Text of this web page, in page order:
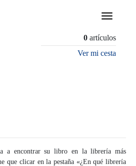
×
0 artículos
Ver mi cesta
a encontrar su libro en la librería más
que clicar en la pestaña «¿En qué librería